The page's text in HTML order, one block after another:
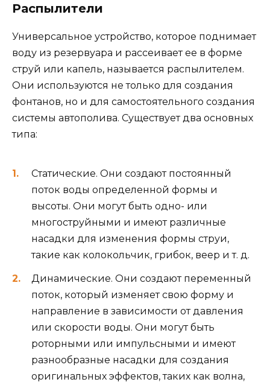
Распылители
Универсальное устройство, которое поднимает
воду из резервуара и рассеивает ее в форме
струй или капель, называется распылителем.
Они используются не только для создания
фонтанов, но и для самостоятельного создания
системы автополива. Существует два основных
типа:
Статические. Они создают постоянный
поток воды определенной формы и
высоты. Они могут быть одно- или
многоструйными и имеют различные
насадки для изменения формы струи,
такие как колокольчик, грибок, веер и т. д.
Динамические. Они создают переменный
поток, который изменяет свою форму и
направление в зависимости от давления
или скорости воды. Они могут быть
роторными или импульсными и имеют
разнообразные насадки для создания
оригинальных эффектов, таких как волна,